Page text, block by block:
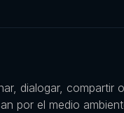
dialogar, compartir
por el medio